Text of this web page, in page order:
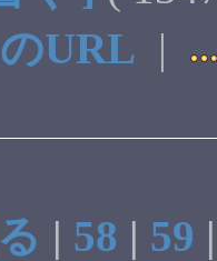
URL |
| 58 | 59